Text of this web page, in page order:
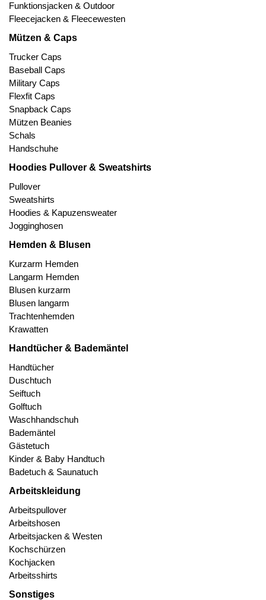
Funktionsjacken & Outdoor
Fleecejacken & Fleecewesten
Mützen & Caps
Trucker Caps
Baseball Caps
Military Caps
Flexfit Caps
Snapback Caps
Mützen Beanies
Schals
Handschuhe
Hoodies Pullover & Sweatshirts
Pullover
Sweatshirts
Hoodies & Kapuzensweater
Jogginghosen
Hemden & Blusen
Kurzarm Hemden
Langarm Hemden
Blusen kurzarm
Blusen langarm
Trachtenhemden
Krawatten
Handtücher & Bademäntel
Handtücher
Duschtuch
Seiftuch
Golftuch
Waschhandschuh
Bademäntel
Gästetuch
Kinder & Baby Handtuch
Badetuch & Saunatuch
Arbeitskleidung
Arbeitspullover
Arbeitshosen
Arbeitsjacken & Westen
Kochschürzen
Kochjacken
Arbeitsshirts
Sonstiges